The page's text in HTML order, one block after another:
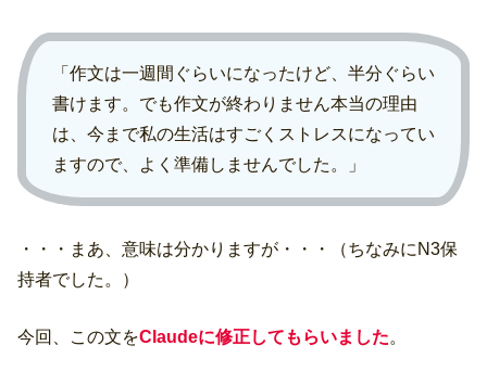
「作文は一週間ぐらいになったけど、半分ぐらい
書けます。でも作文が終わりません本当の理由
は、今まで私の生活はすごくストレスになってい
ますので、よく準備しませんでした。」
・・・まあ、意味は分かりますが・・・（ちなみにN3保
持者でした。）
今回、この文をClaudeに修正してもらいました。